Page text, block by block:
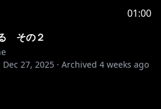
01:00
その２
Dec 27, 2025 · Archived 4 weeks ago